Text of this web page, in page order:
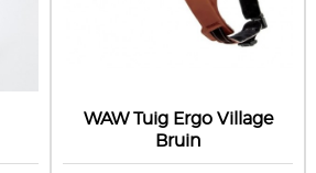
WAW Tuig Ergo Village
Bruin